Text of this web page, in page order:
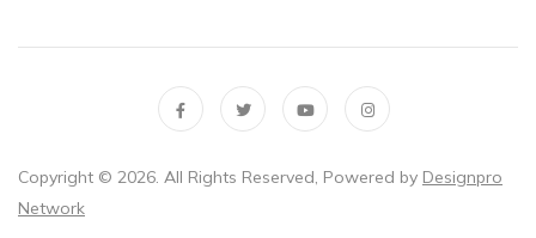
Copyright © 2026 . All Rights Reserved, Powered by Designpro
Network